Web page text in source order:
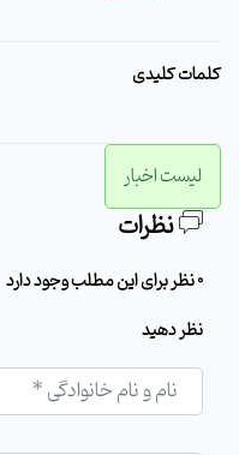
کلمات کلیدی
لیست اخبار
نظرات
0 نظر برای این مطلب وجود دارد
نظر دهید